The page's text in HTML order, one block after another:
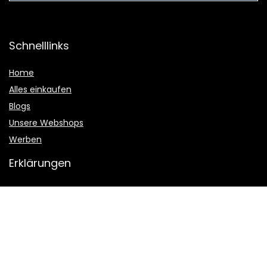
Schnelllinks
Home
Alles einkaufen
Blogs
Unsere Webshops
Werben
Erklärungen
Datenschutz-Bestimmungen